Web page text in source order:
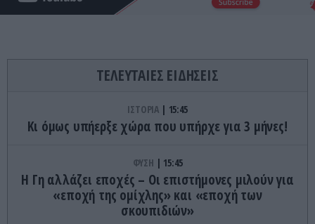
ΤΕΛΕΥΤΑΙΕΣ ΕΙΔΗΣΕΙΣ
ΙΣΤΟΡΙΑ 15:45
Κι όμως υπήερξε χώρα που υπήρχε για 3 μήνες!
ΦΥΣΗ 15:45
Η Γη αλλάζει εποχές – Οι επιστήμονες μιλούν για
«εποχή της ομίχλης» και «εποχή των
σκουπιδιών»